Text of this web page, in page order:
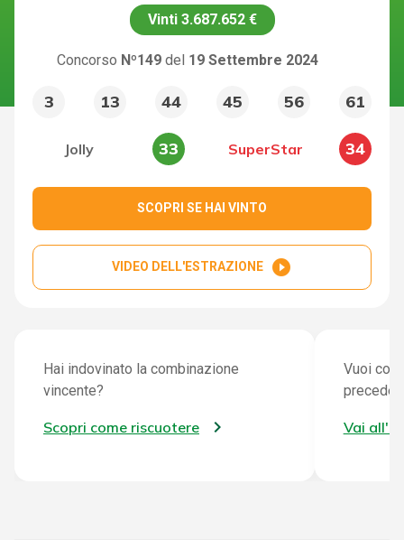
Vinti 3.687.652 €
Concorso Nº149 del 19 Settembre 2024
3 13 44 45 56 61
Jolly 33 SuperStar 34
SCOPRI SE HAI VINTO
VIDEO DELL'ESTRAZIONE play_circle_filled
Hai indovinato la combinazione
vincente?
Scopri come riscuotere
Vuoi
Vai